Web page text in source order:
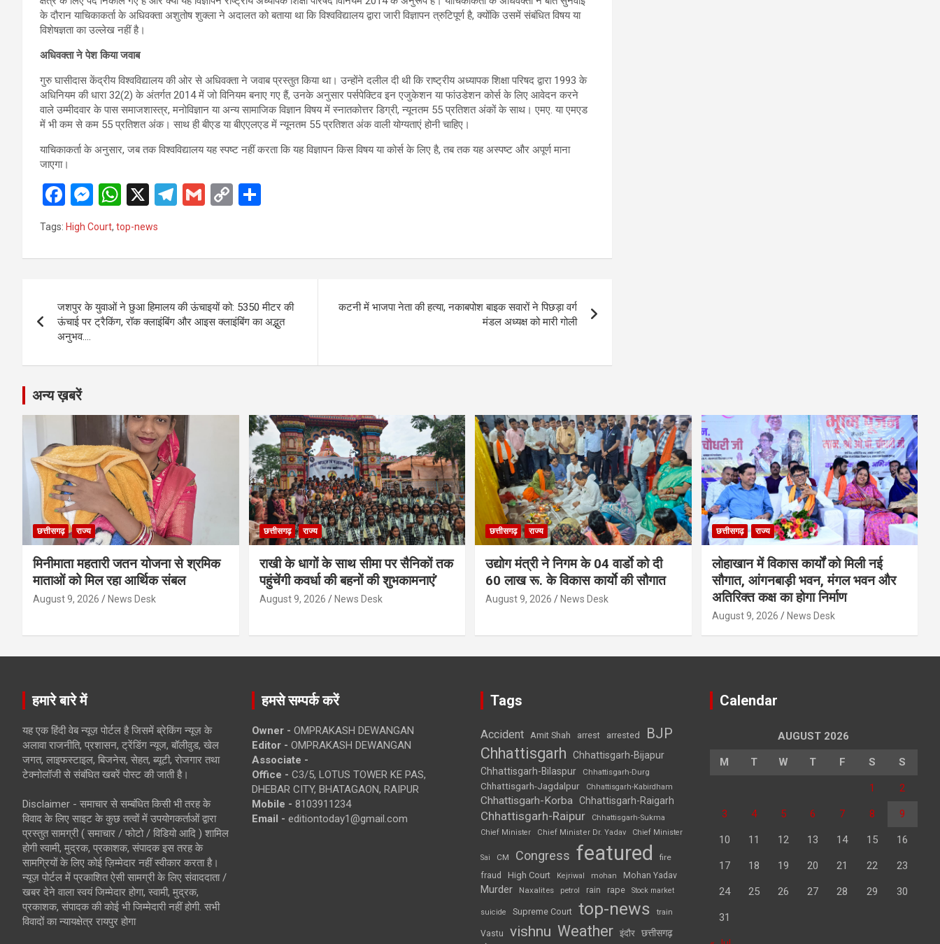
के दौरान याचिकाकर्ता के अधिवक्ता अशुतोष शुक्ला ने अदालत को बताया था कि विश्वविद्यालय द्वारा जारी विज्ञापन त्रुटिपूर्ण है, क्योंकि उसमें संबंधित विषय या
विशेषज्ञता का उल्लेख नहीं है।
अधिवक्ता ने पेश किया जवाब
गुरु घासीदास केंद्रीय विश्वविद्यालय की ओर से अधिवक्ता ने जवाब प्रस्तुत किया था। उन्होंने दलील दी थी कि राष्ट्रीय अध्यापक शिक्षा परिषद द्वारा 1993 के
अधिनियम की धारा 32(2) के अंतर्गत 2014 में जो विनियम बनाए गए हैं, उनके अनुसार पर्सपेक्टिव इन एजुकेशन या फांउडेशन कोर्स के लिए आवेदन करने
वाले उम्मीदवार के पास समाजशास्त्र, मनोविज्ञान या अन्य सामाजिक विज्ञान विषय में स्नातकोत्तर डिग्री, न्यूनतम 55 प्रतिशत अंकों के साथ। एमए. या एमएड
में भी कम से कम 55 प्रतिशत अंक। साथ ही बीएड या बीएएलएड में न्यूनतम 55 प्रतिशत अंक वाली योग्यताएं होनी चाहिए।
याचिकाकर्ता के अनुसार, जब तक विश्वविद्यालय यह स्पष्ट नहीं करता कि यह विज्ञापन किस विषय या कोर्स के लिए है, तब तक यह अस्पष्ट और अपूर्ण माना
जाएगा।
F
a
ce
b
o
k
M
es
se
n
er
W
at
s
p
p
X
T
gr
m
G
C
Li
k
e
Tags: High Court, top-news
navigation
जशपुर के युवाओं ने छुआ हिमालय की ऊंचाइयों को: 5350 मीटर की
ऊंचाई पर ट्रैकिंग, रॉक क्लाइंबिंग और आइस क्लाइंबिंग का अद्भुत
अनुभव….
कटनी में भाजपा नेता की हत्या, नकाबपोश बाइक सवारों ने पिछड़ा वर्ग
मंडल अध्यक्ष को मारी गोली
अन्य ख़बरें
छत्तीसगढ़ राज्य
मिनीमाता महतारी जतन योजना से श्रमिक
माताओं को मिल रहा आर्थिक संबल
August 9, 2026 News Desk
छत्तीसगढ़ राज्य
राखी के धागों के साथ सीमा पर सैनिकों तक
पहुंचेंगी कवर्धा की बहनों की शुभकामनाएं’
August 9, 2026 News Desk
छत्तीसगढ़ राज्य
उद्योग मंत्री ने निगम के 04 वार्डाे को दी
60 लाख रू. के विकास कार्याे की सौगात
August 9, 2026 News Desk
छत्तीसगढ़ राज्य
लोहाखान में विकास कार्यों को मिली नई
सौगात, आंगनबाड़ी भवन, मंगल भवन और
अतिरिक्त कक्ष का होगा निर्माण
August 9, 2026 News Desk
हमारे बारे में
यह एक हिंदी वेब न्यूज़ पोर्टल है जिसमें ब्रेकिंग न्यूज़ के
अलावा राजनीति, प्रशासन, ट्रेंडिंग न्यूज, बॉलीवुड, खेल
जगत, लाइफस्टाइल, बिजनेस, सेहत, ब्यूटी, रोजगार तथा
टेक्नोलॉजी से संबंधित खबरें पोस्ट की जाती है।
Disclaimer - समाचार से सम्बंधित किसी भी तरह के
विवाद के लिए साइट के कुछ तत्वों में उपयोगकर्ताओं द्वारा
प्रस्तुत सामग्री ( समाचार / फोटो / विडियो आदि ) शामिल
होगी स्वामी, मुद्रक, प्रकाशक, संपादक इस तरह के
सामग्रियों के लिए कोई ज़िम्मेदार नहीं स्वीकार करता है।
न्यूज़ पोर्टल में प्रकाशित ऐसी सामग्री के लिए संवाददाता /
खबर देने वाला स्वयं जिम्मेदार होगा, स्वामी, मुद्रक,
प्रकाशक, संपादक की कोई भी जिम्मेदारी नहीं होगी. सभी
विवादों का न्यायक्षेत्र रायपुर होगा
हमसे सम्पर्क करें
Owner - OMPRAKASH DEWANGAN
Editor - OMPRAKASH DEWANGAN
Associate -
Office - C3/5, LOTUS TOWER KE PAS,
DHEBAR CITY, BHATAGAON, RAIPUR
Mobile - 8103911234
Email - editiontoday1@gmail.com
Tags
Accident Amit Shah arrest arrested BJP
Chhattisgarh
Chhattisgarh-Bijapur
Chhattisgarh-Bilaspur
Chhattisgarh-Durg
Chhattisgarh-Jagdalpur Chhattisgarh-Kabirdham
Chhattisgarh-Korba Chhattisgarh-Raigarh
Chhattisgarh-Raipur
Chhattisgarh-Sukma
Chief Minister
Chief Minister Dr. Yadav Chief Minister
Sai CM Congress featured
fire
fraud
High Court Kejriwal mohan Mohan Yadav
Murder Naxalites petrol rain rape Stock market
suicide Supreme Court top-news train
Vastu vishnu Weather इंदौर छत्तीसगढ़
Calendar
AUGUST 2026
M T W T F S S
1 2
3 4 5 6 7 8 9
10 11 12 13 14 15 16
17 18 19 20 21 22 23
24 25 26 27 28 29 30
31